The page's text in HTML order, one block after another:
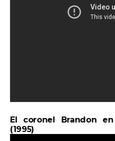
El coronel Brandon en
(1995)